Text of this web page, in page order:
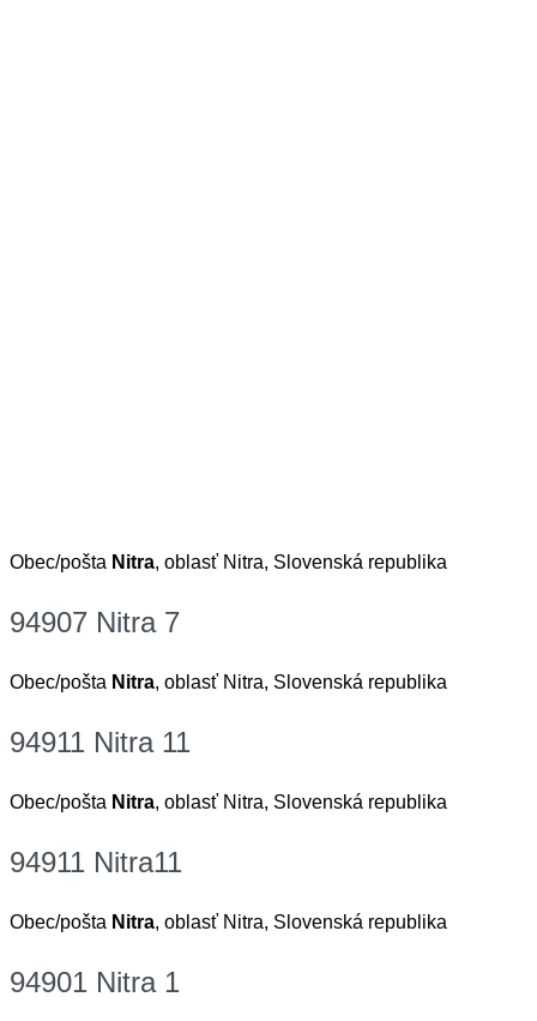
Obec/pošta Nitra, oblasť Nitra, Slovenská republika
94907 Nitra 7
Obec/pošta Nitra, oblasť Nitra, Slovenská republika
94911 Nitra 11
Obec/pošta Nitra, oblasť Nitra, Slovenská republika
94911 Nitra11
Obec/pošta Nitra, oblasť Nitra, Slovenská republika
94901 Nitra 1